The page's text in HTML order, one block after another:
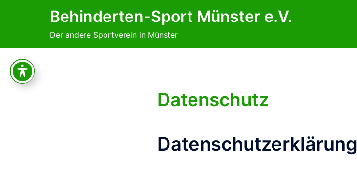
Behinderten-Sport Münster e.V.
Der andere Sportverein in Münster
Datenschutz
Datenschutzerklärung